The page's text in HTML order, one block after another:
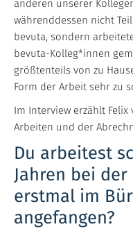
anderen unserer
währenddessen nicht
bevuta, sondern
bevuta-Kolleg*innen
größtenteils von zu
Form der Arbeit sehr zu
Im Interview erzählt
Arbeiten und der
Du arbeitest
Jahren bei
erstmal im
angefangen?